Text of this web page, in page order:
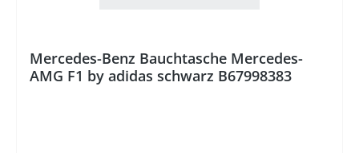
Mercedes-Benz Bauchtasche Mercedes-
AMG F1 by adidas schwarz B67998383